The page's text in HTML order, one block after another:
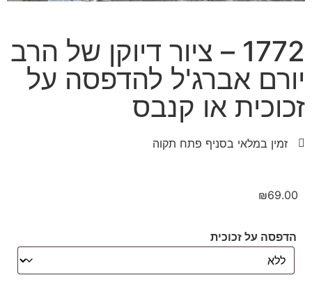
1772 – ציור דיוקן של הרב
יורם אברג'ל להדפסה על
זכוכית או קנבס
זמין במלאי בסניף פתח תקוה
₪69.00
הדפסה על זכוכית